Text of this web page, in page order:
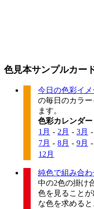
色見本サンプルカー
今日の色彩イメ
の毎日のカラ
ます。
色彩カレンダー
1月 - 2月 - 3月 -
7月 - 8月 - 9月 -
12月
純色で組み合
中の2色の掛け
色を見ること
な色を求める